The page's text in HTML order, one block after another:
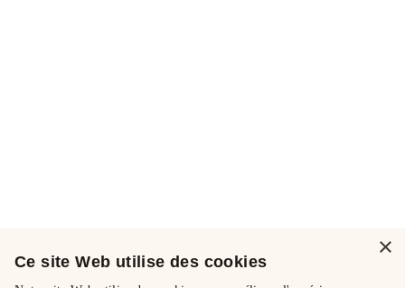
×
Ce site Web utilise des cookies